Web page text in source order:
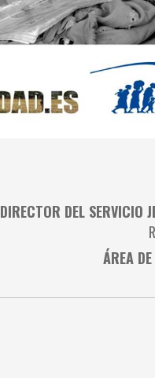
DIRECTOR DEL SERVICIO
ÁREA